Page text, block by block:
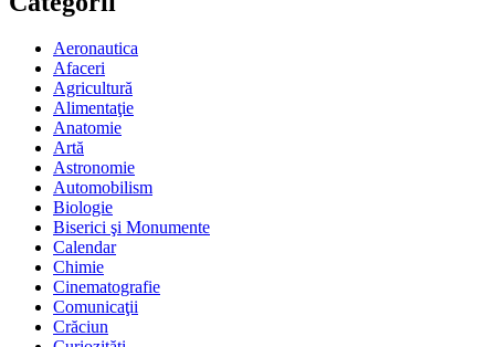
Aeronautica
Afaceri
Agricultură
Alimentaţie
Anatomie
Artă
Astronomie
Automobilism
Biologie
Biserici şi Monumente
Calendar
Chimie
Cinematografie
Comunicaţii
Crăciun